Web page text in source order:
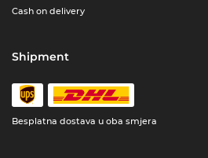
Cash on delivery
Shipment
Besplatna dostava u oba smjera